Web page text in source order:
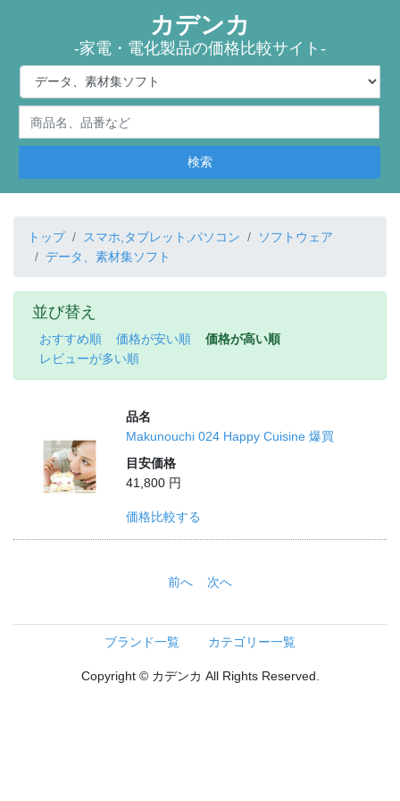
カデンカ
-家電・電化製品の価格比較サイト-
検索
トップ スマホ,タブレット,パソコン
ソフトウェア
データ、素材集ソフト
並び替え
おすすめ順 価格が安い順
価格が高い順
レビューが多い順
品名
Makunouchi 024 Happy Cuisine 爆買
目安価格
41,800 円
価格比較する
前へ 次へ
ブランド一覧 カテゴリー一覧
Copyright © カデンカ All Rights Reserved.